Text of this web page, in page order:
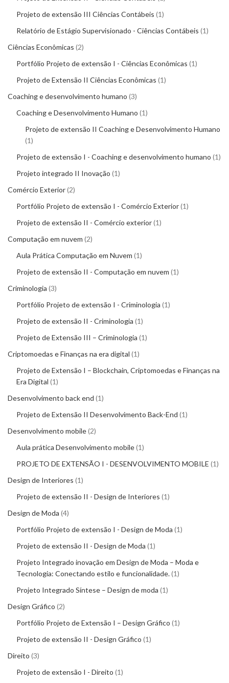
Projeto de extensão III Ciências Contábeis 1
Relatório de Estágio Supervisionado - Ciências Contábeis 1
Ciências Econômicas 2
Portfólio Projeto de extensão I - Ciências Econômicas 1
Projeto de Extensão II Ciências Econômicas 1
Coaching e desenvolvimento humano 3
Coaching e Desenvolvimento Humano 1
Projeto de extensão II Coaching e Desenvolvimento Humano
1
Projeto de extensão I - Coaching e desenvolvimento humano 1
Projeto integrado II Inovação 1
Comércio Exterior 2
Portfólio Projeto de extensão I - Comércio Exterior 1
Projeto de extensão II - Comércio exterior 1
Computação em nuvem 2
Aula Prática Computação em Nuvem 1
Projeto de extensão II - Computação em nuvem 1
Criminologia 3
Portfólio Projeto de extensão I - Criminologia 1
Projeto de extensão II - Criminologia 1
Projeto de Extensão III – Criminologia 1
Criptomoedas e Finanças na era digital 1
Projeto de Extensão I – Blockchain, Criptomoedas e Finanças na
Era Digital 1
Desenvolvimento back end 1
Projeto de Extensão II Desenvolvimento Back-End 1
Desenvolvimento mobile 2
Aula prática Desenvolvimento mobile 1
PROJETO DE EXTENSÃO I - DESENVOLVIMENTO MOBILE 1
Design de Interiores 1
Projeto de extensão II - Design de Interiores 1
Design de Moda 4
Portfólio Projeto de extensão I - Design de Moda 1
Projeto de extensão II - Design de Moda 1
Projeto Integrado inovação em Design de Moda – Moda e
Tecnologia: Conectando estilo e funcionalidade. 1
Projeto Integrado Síntese – Design de moda 1
Design Gráfico 2
Portfólio Projeto de Extensão I – Design Gráfico 1
Projeto de extensão II - Design Gráfico 1
Direito 3
Projeto de extensão I - Direito 1